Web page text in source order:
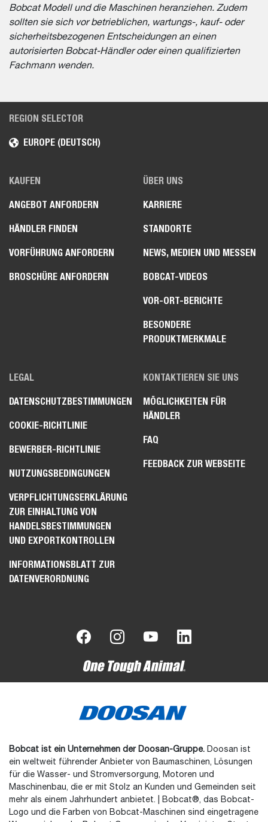
Bobcat Modell und die Maschinen heranziehen. Zudem
sollten sie sich vor betrieblichen, wartungs-, kauf- oder
sicherheitsbezogenen Entscheidungen an einen
autorisierten Bobcat-Händler oder einen qualifizierten
Fachmann wenden.
REGION SELECTOR
EUROPE (DEUTSCH)
KAUFEN
ANGEBOT ANFORDERN
HÄNDLER FINDEN
VORFÜHRUNG ANFORDERN
BROSCHÜRE ANFORDERN
ÜBER UNS
KARRIERE
STANDORTE
NEWS, MEDIEN UND MESSEN
BOBCAT-VIDEOS
VOR-ORT-BERICHTE
BESONDERE
PRODUKTMERKMALE
LEGAL
DATENSCHUTZBESTIMMUNGEN
COOKIE-RICHTLINIE
BEWERBER-RICHTLINIE
NUTZUNGSBEDINGUNGEN
VERPFLICHTUNGSERKLÄRUNG
ZUR EINHALTUNG VON
HANDELSBESTIMMUNGEN
UND EXPORTKONTROLLEN
INFORMATIONSBLATT ZUR
DATENVERORDNUNG
KONTAKTIEREN SIE UNS
MÖGLICHKEITEN FÜR
HÄNDLER
FAQ
FEEDBACK ZUR WEBSEITE
Bobcat ist ein Unternehmen der Doosan-Gruppe. Doosan ist
ein weltweit führender Anbieter von Baumaschinen, Lösungen
für die Wasser- und Stromversorgung, Motoren und
Maschinenbau, die er mit Stolz an Kunden und Gemeinden seit
mehr als einem Jahrhundert anbietet. | Bobcat®, das Bobcat-
Logo und die Farben von Bobcat-Maschinen sind eingetragene